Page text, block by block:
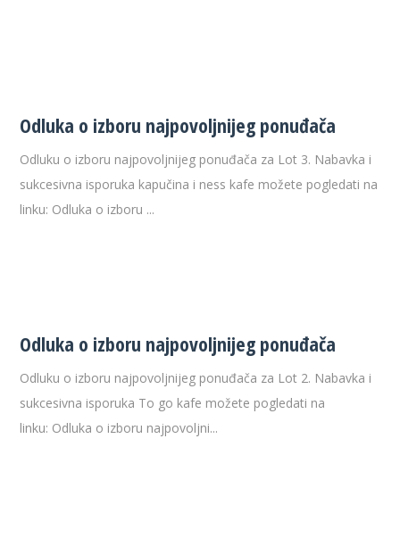
Odluka o izboru najpovoljnijeg ponuđača
Odluku o izboru najpovoljnijeg ponuđača za Lot 3. Nabavka i
sukcesivna isporuka kapučina i ness kafe možete pogledati na
linku: Odluka o izboru ...
Odluka o izboru najpovoljnijeg ponuđača
Odluku o izboru najpovoljnijeg ponuđača za Lot 2. Nabavka i
sukcesivna isporuka To go kafe možete pogledati na
linku: Odluka o izboru najpovoljni...